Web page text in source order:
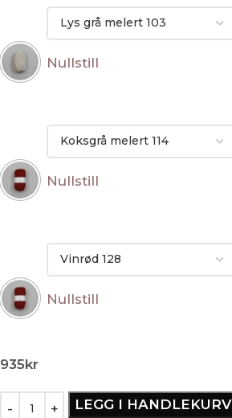
Nullstill
Nullstill
Nullstill
935kr
LEGG I HANDLEKURV